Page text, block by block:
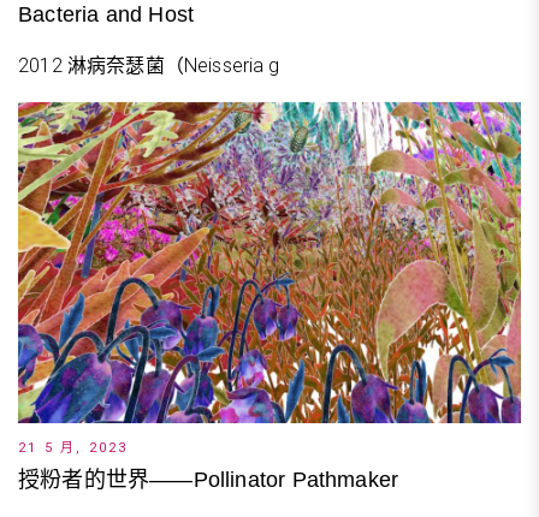
Bacteria and Host
2012 淋病奈瑟菌（Neisseria g
21 5 月, 2023
授粉者的世界——Pollinator Pathmaker